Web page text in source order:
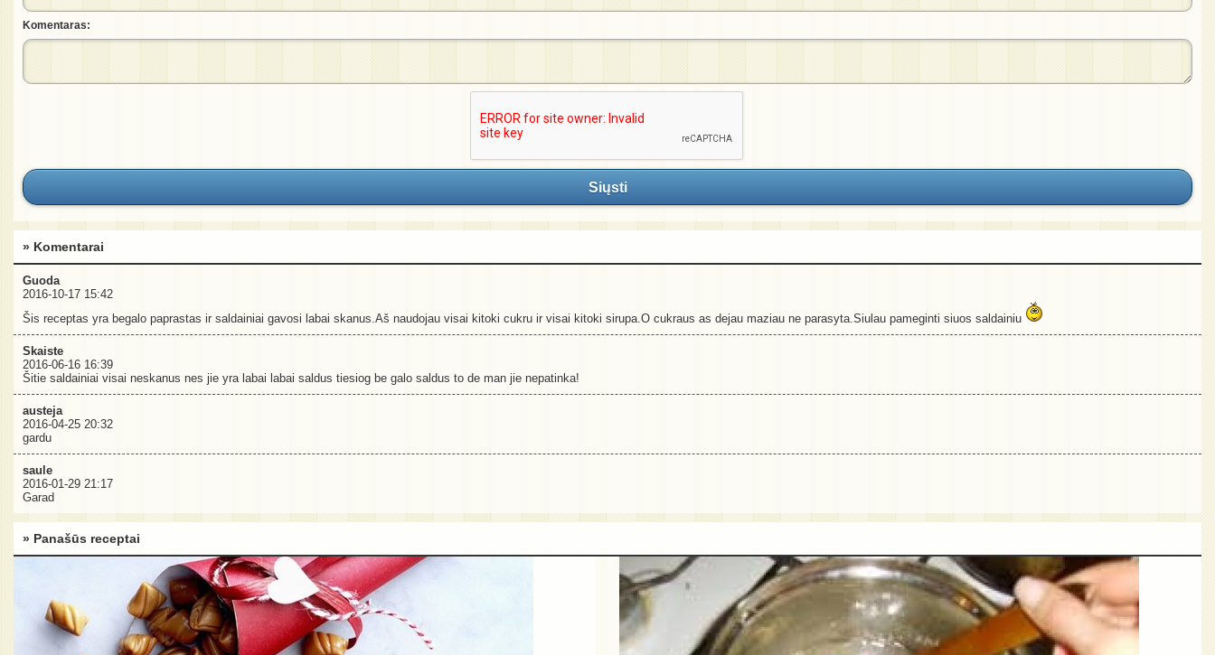
Komentaras:
Siųsti
» Komentarai
Guoda
2016-10-17 15:42
Šis receptas yra begalo paprastas ir saldainiai gavosi labai skanus.Aš naudojau visai kitoki cukru ir visai kitoki sirupa.O cukraus as dejau maziau ne parasyta.Siulau pameginti siuos saldainiu
Skaiste
2016-06-16 16:39
Šitie saldainiai visai neskanus nes jie yra labai labai saldus tiesiog be galo saldus to de man jie nepatinka!
austeja
2016-04-25 20:32
gardu
saule
2016-01-29 21:17
Garad
» Panašūs receptai